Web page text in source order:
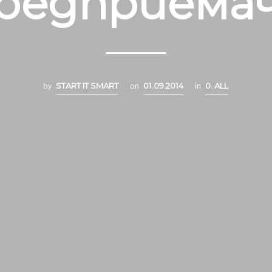
by START IT SMART on 01.09.2014 in 0. ALL